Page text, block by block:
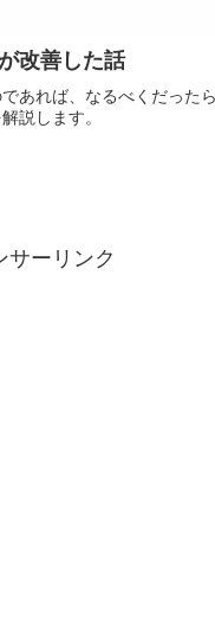
改善した話
あれば、なるべくだった
説します。
サーリンク